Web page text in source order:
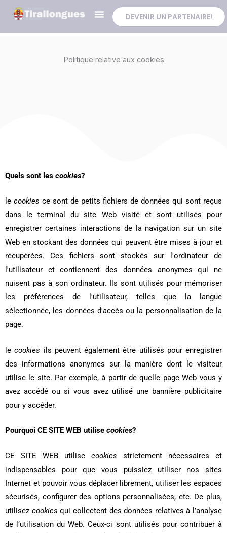
Tingueu
compte
contenu
DEVENIR UN PARTENAIRE!
Politique relative aux cookies
Quels sont les cookies?
le cookies ce sont de petits fichiers de données qui sont reçus
dans le terminal du site Web visité et sont utilisés pour
enregistrer certaines interactions de la navigation sur un site
Web en stockant des données qui peuvent être mises à jour et
récupérées. Ces fichiers sont stockés sur l'ordinateur de
l'utilisateur et contiennent des données anonymes qui ne
nuisent pas à son ordinateur. Ils sont utilisés pour mémoriser
les préférences de l'utilisateur, telles que la langue
sélectionnée, les données d'accès ou la personnalisation de la
page.
lecookies ils peuvent également être utilisés pour enregistrer
des informations anonymes sur la manière dont le visiteur
utilise le site. Par exemple, à partir de quelle page Web vous y
avez accédé ou si vous avez utilisé une bannière publicitaire
pour y accéder.
Pourquoi CE SITE WEB utilise cookies?
CE SITE WEB utilise cookies strictement nécessaires et
indispensables pour que vous puissiez utiliser nos sites
Internet et pouvoir vous déplacer librement, utiliser les espaces
sécurisés, configurer des options personnalisées, etc. De plus,
utilisez cookies qui collectent des données relatives à l’analyse
de l’utilisation du Web. Ceux-ci sont utilisés pour contribuer à